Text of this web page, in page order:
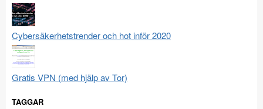
Cybersäkerhetstrender och hot inför 2020
Gratis VPN (med hjälp av Tor)
TAGGAR